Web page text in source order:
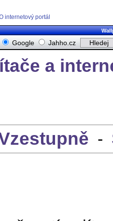
internetový portál
Google Jahho.cz
a
-